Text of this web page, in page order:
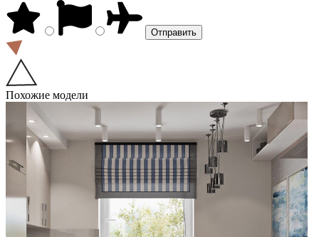
Похожие модели